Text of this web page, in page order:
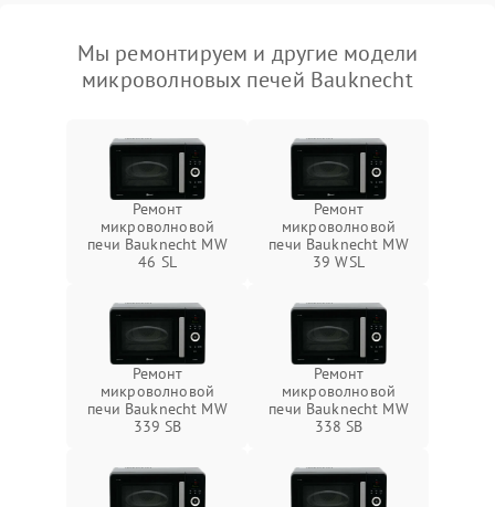
Мы ремонтируем и другие модели
микроволновых печей Bauknecht
Ремонт
микроволновой
печи Bauknecht MW
46 SL
Ремонт
микроволновой
печи Bauknecht MW
39 WSL
Ремонт
микроволновой
печи Bauknecht MW
339 SB
Ремонт
микроволновой
печи Bauknecht MW
338 SB